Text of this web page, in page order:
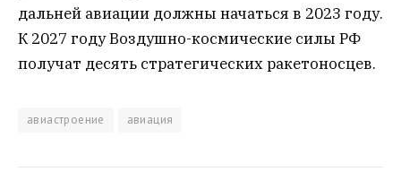
дальней авиации должны начаться в 2023 году.
К 2027 году Воздушно-космические силы РФ
получат десять стратегических ракетоносцев.
авиастроение авиация